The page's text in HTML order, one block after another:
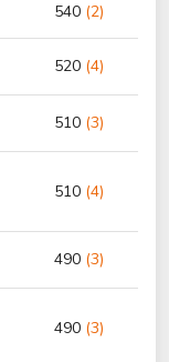
540 (2)
520 (4)
510 (3)
510 (4)
490 (3)
490 (3)